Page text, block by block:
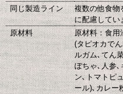
同じ製造ライン
複数の他食物
に配慮してい
原材料
原材料：食用
(タピオカで
ルガム､てん
ぼちゃ､人参
ン､トマトピ
ール)､カレー